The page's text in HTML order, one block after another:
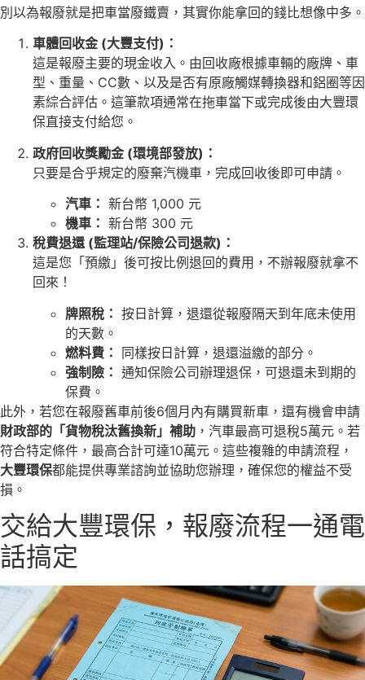
別以為報廢就是把車當廢鐵賣，其實你能拿回的錢比想像中多。
車體回收金 (大豐支付)：
這是報廢主要的現金收入。由回收廠根據車輛的廠牌、車
型、重量、CC數、以及是否有原廠觸媒轉換器和鋁圈等因
素綜合評估。這筆款項通常在拖車當下或完成後由大豐環
保直接支付給您。
政府回收獎勵金 (環境部發放)：
只要是合乎規定的廢棄汽機車，完成回收後即可申請。
汽車： 新台幣 1,000 元
機車： 新台幣 300 元
稅費退還 (監理站/保險公司退款)：
這是您「預繳」後可按比例退回的費用，不辦報廢就拿不
回來！
牌照稅： 按日計算，退還從報廢隔天到年底未使用
的天數。
燃料費： 同樣按日計算，退還溢繳的部分。
強制險： 通知保險公司辦理退保，可退還未到期的
保費。
此外，若您在報廢舊車前後6個月內有購買新車，還有機會申請
財政部的「貨物稅汰舊換新」補助 ，汽車最高可退稅5萬元。若
符合特定條件，最高合計可達10萬元。這些複雜的申請流程，
大豐環保都能提供專業諮詢並協助您辦理，確保您的權益不受
損。
交給大豐環保，報廢流程一通電
話搞定